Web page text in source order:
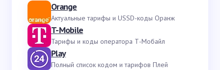
Orange
Актуальные тарифы и USSD-коды Оранж
T-Mobile
Тарифы и коды оператора Т-Мобайл
Play
Полный список кодом и тарифов Плей